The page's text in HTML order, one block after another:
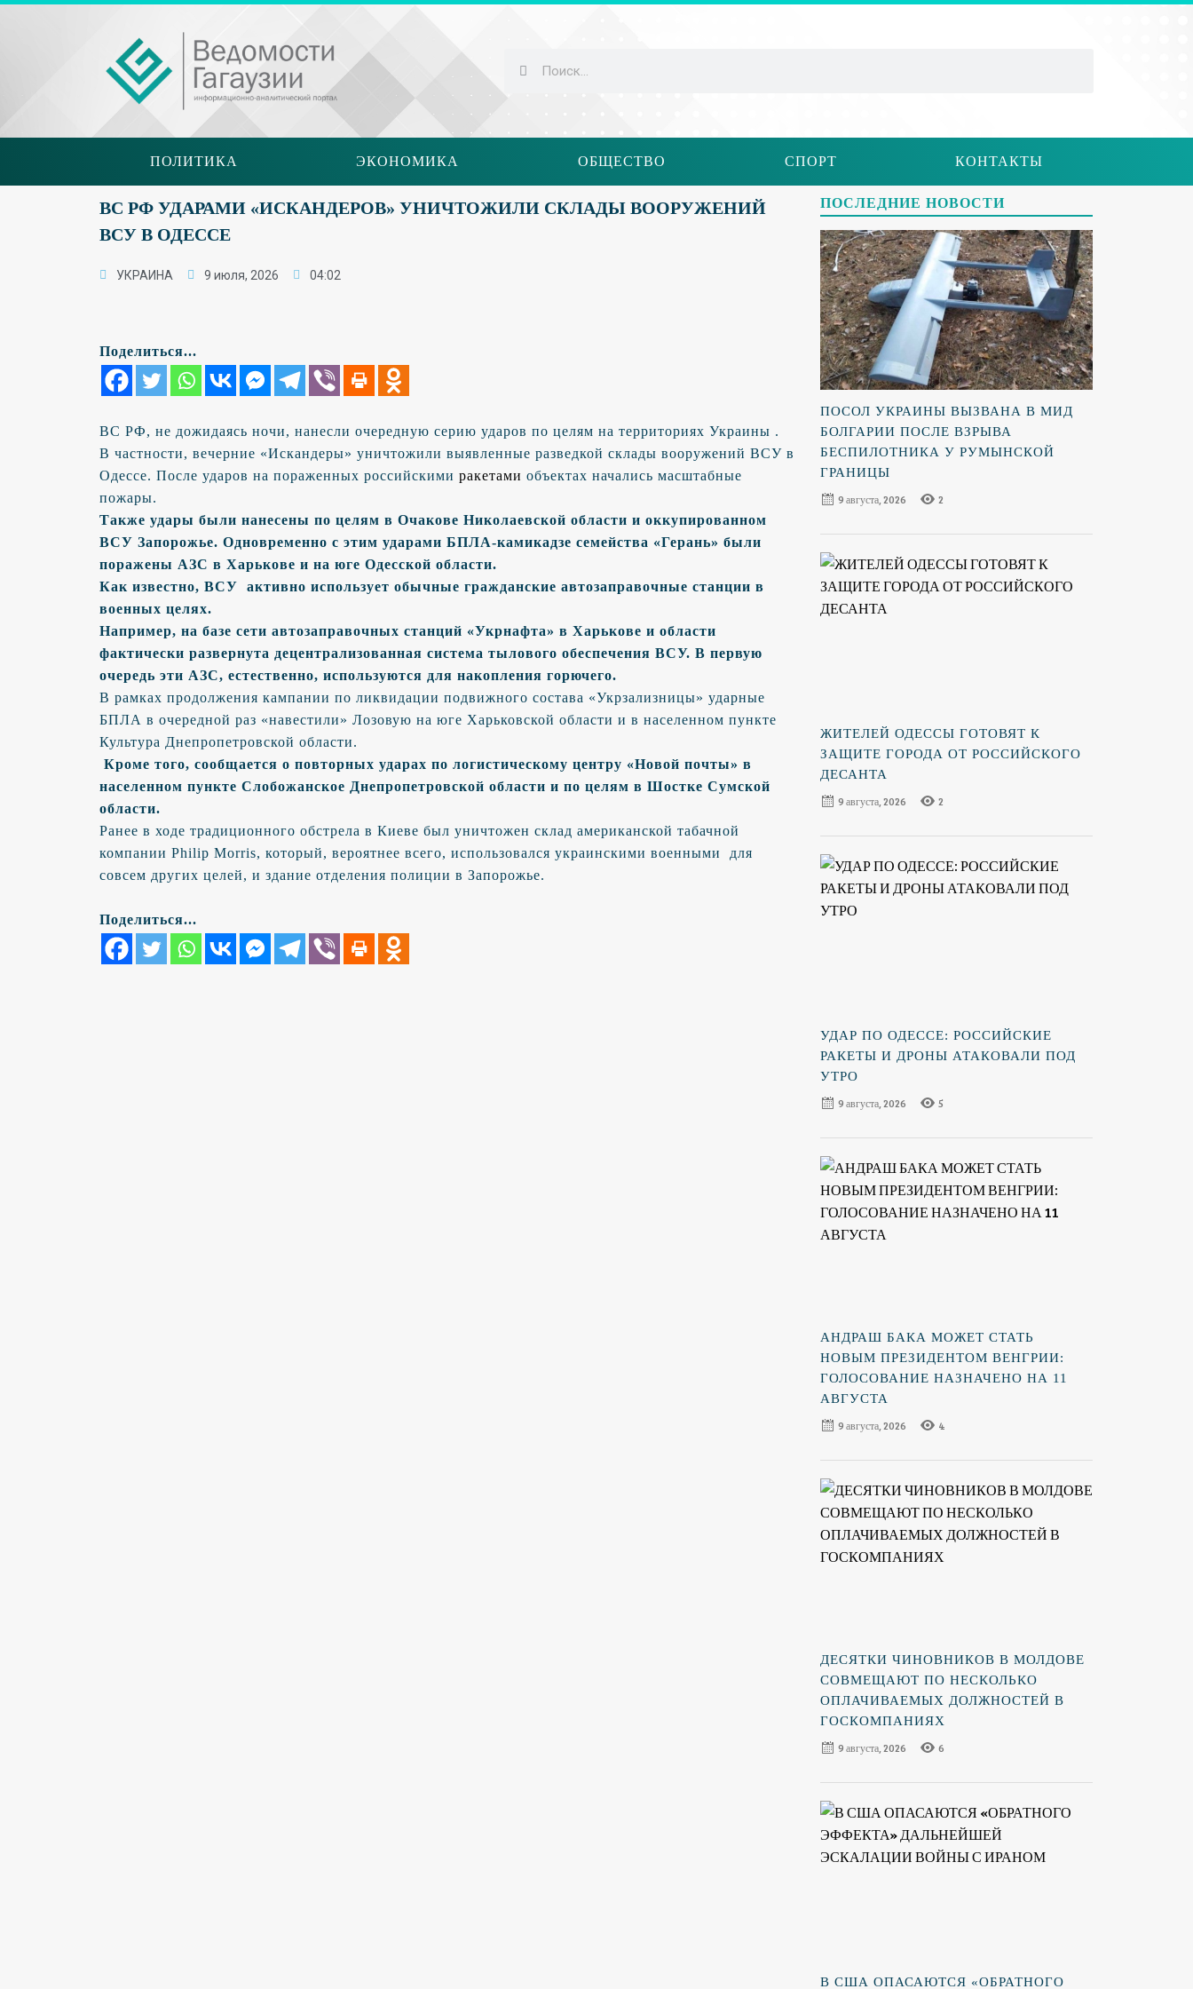
ПОЛИТИКА ЭКОНОМИКА ОБЩЕСТВО СПОРТ КОНТАКТЫ
ВС РФ УДАРАМИ «ИСКАНДЕРОВ» УНИЧТОЖИЛИ СКЛАДЫ ВООРУЖЕНИЙ
ВСУ В ОДЕССЕ
УКРАИНА 9 июля, 2026 04:02
Поделиться...
ВС РФ, не дожидаясь ночи, нанесли очередную серию ударов по целям на территориях Украины .
В частности, вечерние «Искандеры» уничтожили выявленные разведкой склады вооружений ВСУ в
Одессе. После ударов на пораженных российскими ракетами объектах начались масштабные
пожары.
Также удары были нанесены по целям в Очакове Николаевской области и оккупированном
ВСУ Запорожье. Одновременно с этим ударами БПЛА-камикадзе семейства «Герань» были
поражены АЗС в Харькове и на юге Одесской области.
Как известно, ВСУ активно использует обычные гражданские автозаправочные станции в
военных целях.
Например, на базе сети автозаправочных станций «Укрнафта» в Харькове и области
фактически развернута децентрализованная система тылового обеспечения ВСУ. В первую
очередь эти АЗС, естественно, используются для накопления горючего.
В рамках продолжения кампании по ликвидации подвижного состава «Укрзализницы» ударные
БПЛА в очередной раз «навестили» Лозовую на юге Харьковской области и в населенном пункте
Культура Днепропетровской области.
Кроме того, сообщается о повторных ударах по логистическому центру «Новой почты» в
населенном пункте Слобожанское Днепропетровской области и по целям в Шостке Сумской
области.
Ранее в ходе традиционного обстрела в Киеве был уничтожен склад американской табачной
компании Philip Morris, который, вероятнее всего, использовался украинскими военными для
совсем других целей, и здание отделения полиции в Запорожье.
Поделиться...
ПОСЛЕДНИЕ НОВОСТИ
ПОСОЛ УКРАИНЫ ВЫЗВАНА В МИД
БОЛГАРИИ ПОСЛЕ ВЗРЫВА
БЕСПИЛОТНИКА У РУМЫНСКОЙ
ГРАНИЦЫ
9 августа, 2026
2
ЖИТЕЛЕЙ ОДЕССЫ ГОТОВЯТ К
ЗАЩИТЕ ГОРОДА ОТ РОССИЙСКОГО
ДЕСАНТА
9 августа, 2026
2
УДАР ПО ОДЕССЕ: РОССИЙСКИЕ
РАКЕТЫ И ДРОНЫ АТАКОВАЛИ ПОД
УТРО
9 августа, 2026
5
АНДРАШ БАКА МОЖЕТ СТАТЬ
НОВЫМ ПРЕЗИДЕНТОМ ВЕНГРИИ:
ГОЛОСОВАНИЕ НАЗНАЧЕНО НА 11
АВГУСТА
9 августа, 2026
4
ДЕСЯТКИ ЧИНОВНИКОВ В МОЛДОВЕ
СОВМЕЩАЮТ ПО НЕСКОЛЬКО
ОПЛАЧИВАЕМЫХ ДОЛЖНОСТЕЙ В
ГОСКОМПАНИЯХ
9 августа, 2026
6
В США ОПАСАЮТСЯ «ОБРАТНОГО